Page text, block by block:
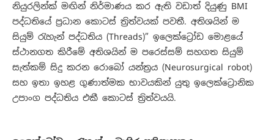
නියුරලින්ක් මඟින් නිර්මාණය කර ඇති වඩාත් දියුණු BMI
පද්ධතියේ ප්‍රධාන කොටස් ත්‍රිත්වයක් පවතී. අතිශයින් ම
සියුම් රැහැන් පද්ධතිය (Threads)” ඉලෙක්ට්‍රෝඩ මොළයේ
ස්ථානගත කිරීමේ අතිශයින් ම පරෙස්සම් සහගත සියුම්
සැත්කම් සිදු කරන රොබෝ යන්ත්‍රය (Neurosurgical robot)
සහ ඉතා ඉහළ ගුණාත්මක භාවයකින් යුතු ඉලෙක්ට්‍රොනික
උපාංග පද්ධතිය එකී කොටස් ත්‍රිත්වයයි.